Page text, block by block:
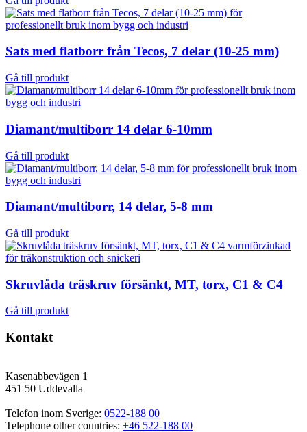
Sats med flatborr från Tecos, 7 delar (10-25 mm)
Gå till produkt
Diamant/multiborr 14 delar 6-10mm
Gå till produkt
Diamant/multiborr, 14 delar, 5-8 mm
Gå till produkt
Skruvlåda träskruv försänkt, MT, torx, C1 & C4
Gå till produkt
Kontakt
Kasenabbevägen 1
451 50 Uddevalla
Telefon inom Sverige: 0522-188 00
Telephone other countries: +46 522-188 00